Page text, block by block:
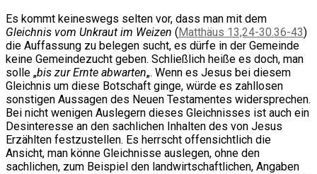
Es kommt keineswegs selten vor, dass man mit dem
Gleichnis vom Unkraut im Weizen (Matthäus 13,24-30.36-43)
die Auffassung zu belegen sucht, es dürfe in der Gemeinde
keine Gemeindezucht geben. Schließlich heiße es doch, man
solle „bis zur Ernte abwarten„. Wenn es Jesus bei diesem
Gleichnis um diese Botschaft ginge, würde es zahllosen
sonstigen Aussagen des Neuen Testamentes widersprechen.
Bei nicht wenigen Auslegern dieses Gleichnisses ist auch ein
Desinteresse an den sachlichen Inhalten des von Jesus
Erzählten festzustellen. Es herrscht offensichtlich die
Ansicht, man könne Gleichnisse auslegen, ohne den
sachlichen, zum Beispiel den landwirtschaftlichen, Angaben